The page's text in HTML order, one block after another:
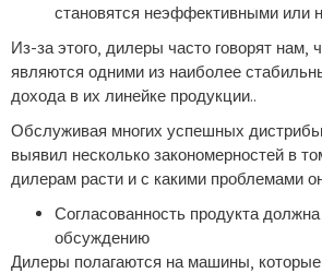
становятся неэффективными или
Из-за этого, дилеры часто говорят нам,
являются одними из наиболее
дохода в их линейке продукции..
Обслуживая многих успешных
выявил несколько закономерностей в
дилерам расти и с какими проблемами
Согласованность продукта
обсуждению
Дилеры полагаются на машины,